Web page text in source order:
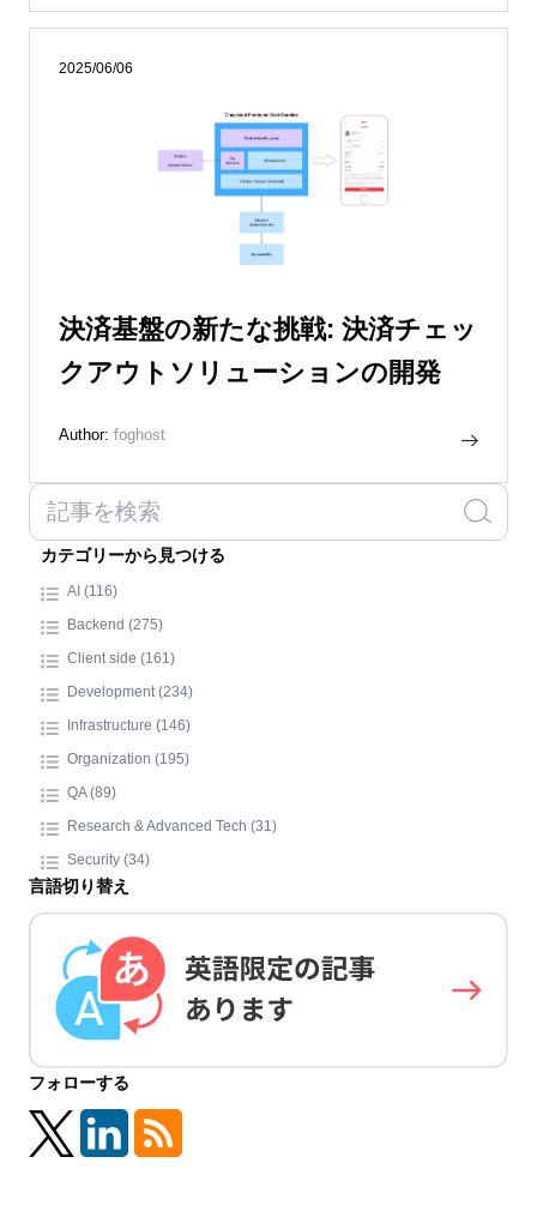
2025/06/06
決済基盤の新たな挑戦: 決済チェッ
クアウトソリューションの開発
Author: foghost
カテゴリーから見つける
AI (116)
Backend (275)
Client side (161)
Development (234)
Infrastructure (146)
Organization (195)
QA (89)
Research & Advanced Tech (31)
Security (34)
言語切り替え
フォローする